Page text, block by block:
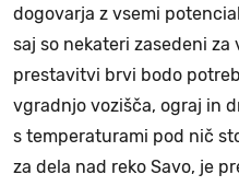
dogovarja z vsemi
saj so nekateri zasedeni
prestavitvi brvi bodo
vgradnjo vozišča, ograj in
s temperaturami pod nič
za dela nad reko Savo, je